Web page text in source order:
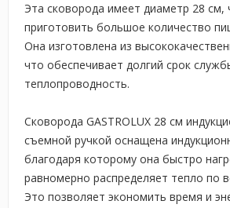
Эта сковорода имеет диаметр 28 см,
приготовить большое количество
Она изготовлена из
что обеспечивает долгий срок
теплопроводность.
Сковорода GASTROLUX 28 см
съемной ручкой оснащена
благодаря которому она быстро
равномерно распределяет тепло по
Это позволяет экономить время и